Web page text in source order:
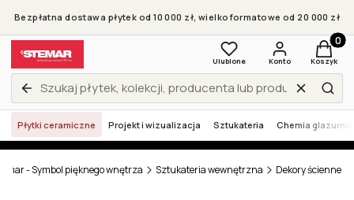
Bezpłatna dostawa płytek od 10 000 zł, wielkoformatowe od 20 000 zł
Zamknij wyszukiwarkę
Wyczyść
Ulubione Konto Koszyk
Płytki ceramiczne Projekt i wizualizacja Sztukateria Chemia
- Symbol pięknego wnętrza Sztukateria wewnętrzna Dekory ścienne